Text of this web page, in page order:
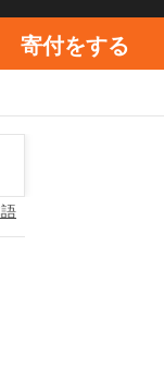
寄付をする
寄付をする